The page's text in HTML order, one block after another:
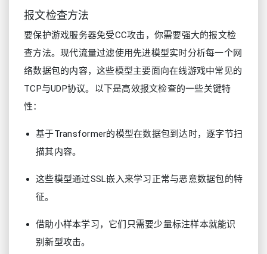
报文检查方法
要保护游戏服务器免受CC攻击，你需要强大的报文检
查方法。现代流量过滤使用先进模型实时分析每一个网
络数据包的内容，这些模型主要面向在线游戏中常见的
TCP与UDP协议。以下是高效报文检查的一些关键特
性：
基于Transformer的模型在数据包到达时，逐字节扫
描其内容。
这些模型通过SSL嵌入来学习正常与恶意数据包的特
征。
借助小样本学习，它们只需要少量标注样本就能识
别新型攻击。